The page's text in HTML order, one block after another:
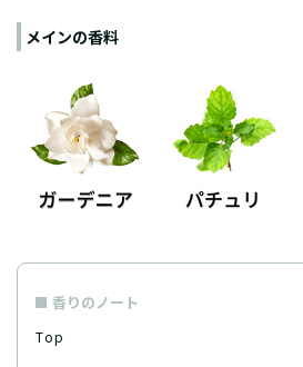
メインの香料
香りのノート
Top